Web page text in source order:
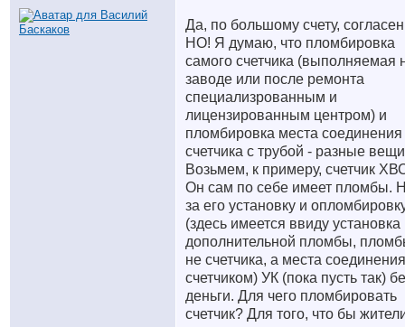
Да, по большому счету,
НО! Я думаю, что пломбировка
самого счетчика (выполняемая
заводе или после ремонта
специализрованным и
лицензированным центром) и
пломбировка места соединения
счетчика с трубой - разные
Возьмем, к примеру, счетчик
Он сам по себе имеет пломбы.
за его установку и
(здесь имеется ввиду установка
дополнительной пломбы,
не счетчика, а места
счетчиком) УК (пока пусть так)
деньги. Для чего пломбировать
счетчик? Для того, что бы